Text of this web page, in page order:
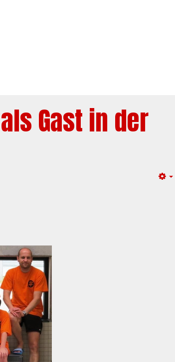
Gast in der